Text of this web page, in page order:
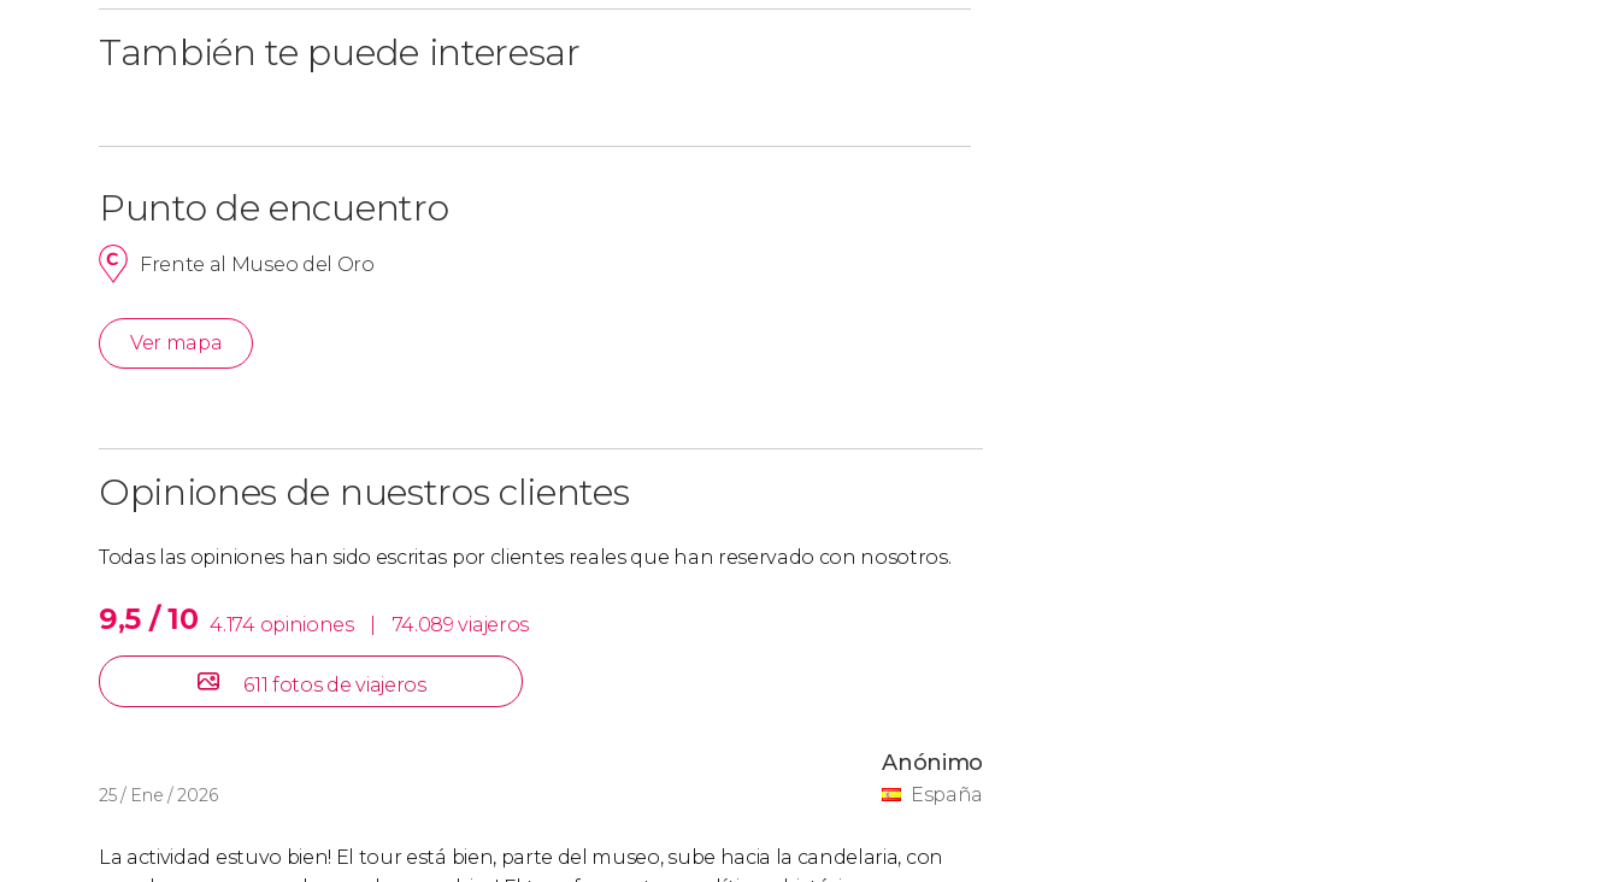
También te puede interesar
Punto de encuentro
Frente al Museo del Oro
Ver mapa
Opiniones de nuestros clientes
Todas las opiniones han sido escritas por clientes reales que han reservado con nosotros.
9,5 / 10 4.174 opiniones 74.089 viajeros
611 fotos de viajeros
25 / Ene / 2026
Anónimo
España
La actividad estuvo bien! El tour está bien, parte del museo, sube hacia la candelaria, con